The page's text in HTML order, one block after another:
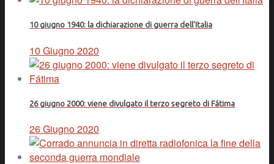
10 giugno 1940: la dichiarazione di guerra dell'Italia
10 Giugno 2020
26 giugno 2000: viene divulgato il terzo segreto di Fátima
26 Giugno 2020